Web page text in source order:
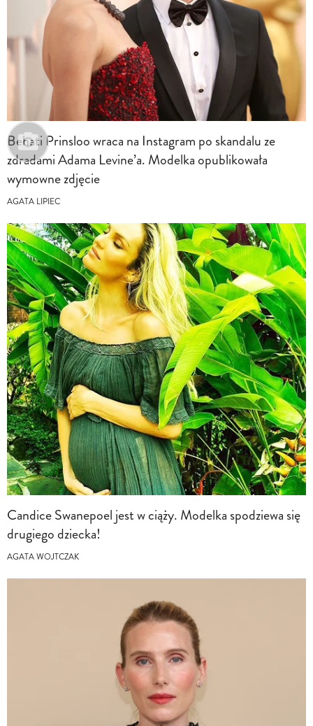
Behati Prinsloo wraca na Instagram po skandalu ze
zdradami Adama Levine’a. Modelka opublikowała
wymowne zdjęcie
AGATA LIPIEC
Candice Swanepoel jest w ciąży. Modelka spodziewa się
drugiego dziecka!
AGATA WOJTCZAK